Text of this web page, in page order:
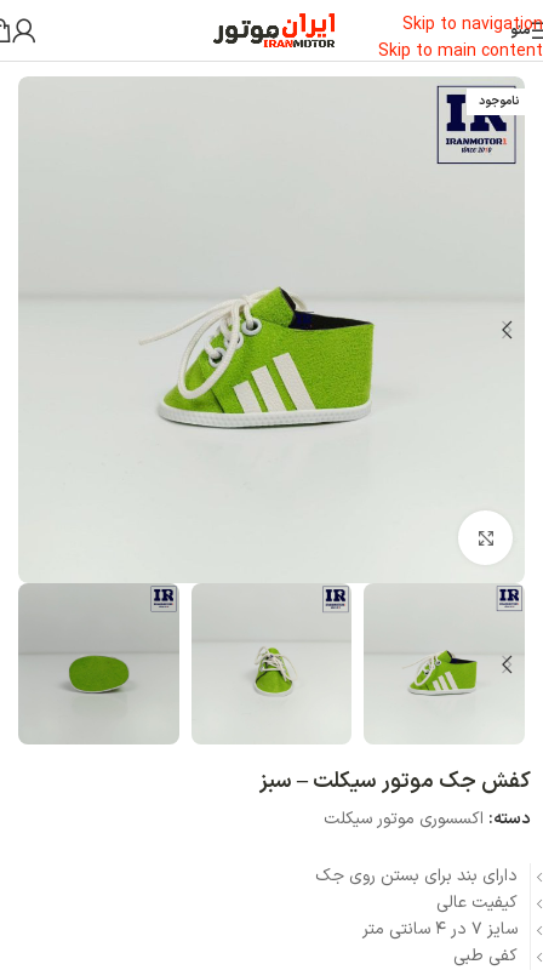
Skip to navigation
Skip to main content
منو
خانه/ اکسسوری موتور سیکلت
ناموجود
بزرگنمایی تصویر
کفش جک موتور سیکلت – سبز
دسته: اکسسوری موتور سیکلت
دارای بند برای بستن روی جک
کیفیت عالی
سایز 7 در 4 سانتی متر
کفی طبی